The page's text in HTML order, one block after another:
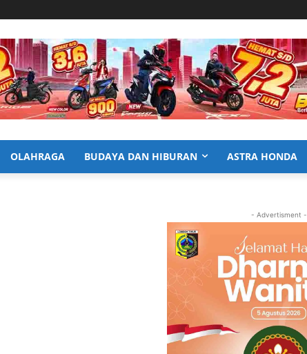
OLAHRAGA BUDAYA DAN HIBURAN ASTRA HONDA
- Advertisment -